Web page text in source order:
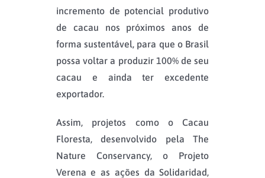
incremento de potencial produtivo
de cacau nos próximos anos de
forma sustentável, para que o Brasil
possa voltar a produzir 100% de seu
cacau e ainda ter excedente
exportador.
Assim, projetos como o Cacau
Floresta, desenvolvido pela The
Nature Conservancy, o Projeto
Verena e as ações da Solidaridad,